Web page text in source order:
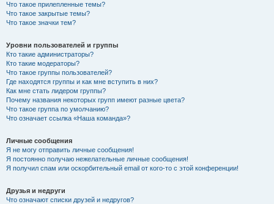
Что такое прилепленные темы?
Что такое закрытые темы?
Что такое значки тем?
Уровни пользователей и группы
Кто такие администраторы?
Кто такие модераторы?
Что такое группы пользователей?
Где находятся группы и как мне вступить в них?
Как мне стать лидером группы?
Почему названия некоторых групп имеют разные цвета?
Что такое группа по умолчанию?
Что означает ссылка «Наша команда»?
Личные сообщения
Я не могу отправить личные сообщения!
Я постоянно получаю нежелательные личные сообщения!
Я получил спам или оскорбительный email от кого-то с этой конференции!
Друзья и недруги
Что означают списки друзей и недругов?